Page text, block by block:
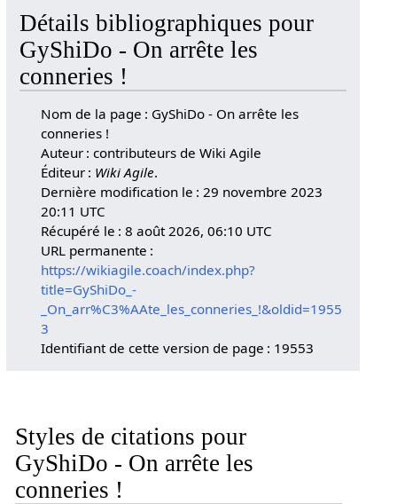
Détails bibliographiques pour
GyShiDo - On arrête les
conneries !
Nom de la page : GyShiDo - On arrête les
conneries !
Auteur : contributeurs de Wiki Agile
Éditeur : Wiki Agile.
Dernière modification le : 29 novembre 2023
20:11 UTC
Récupéré le : 8 août 2026, 06:10 UTC
URL permanente :
https://wikiagile.coach/index.php?
title=GyShiDo_-
_On_arr%C3%AAte_les_conneries_!&oldid=1955
3
Identifiant de cette version de page : 19553
Styles de citations pour
GyShiDo - On arrête les
conneries !